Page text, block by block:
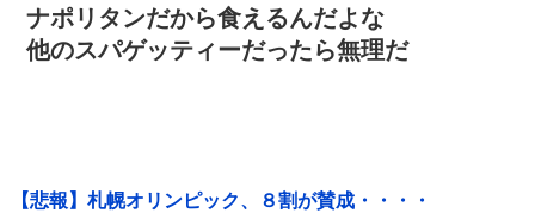
ナポリタンだから食えるんだよな
他のスパゲッティーだったら無理だ
【悲報】札幌オリンピック、８割が賛成・・・・